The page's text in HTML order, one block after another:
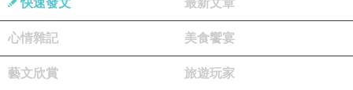
快速發文 最新文章
心情雜記 美食饗宴
藝文欣賞 旅遊玩家